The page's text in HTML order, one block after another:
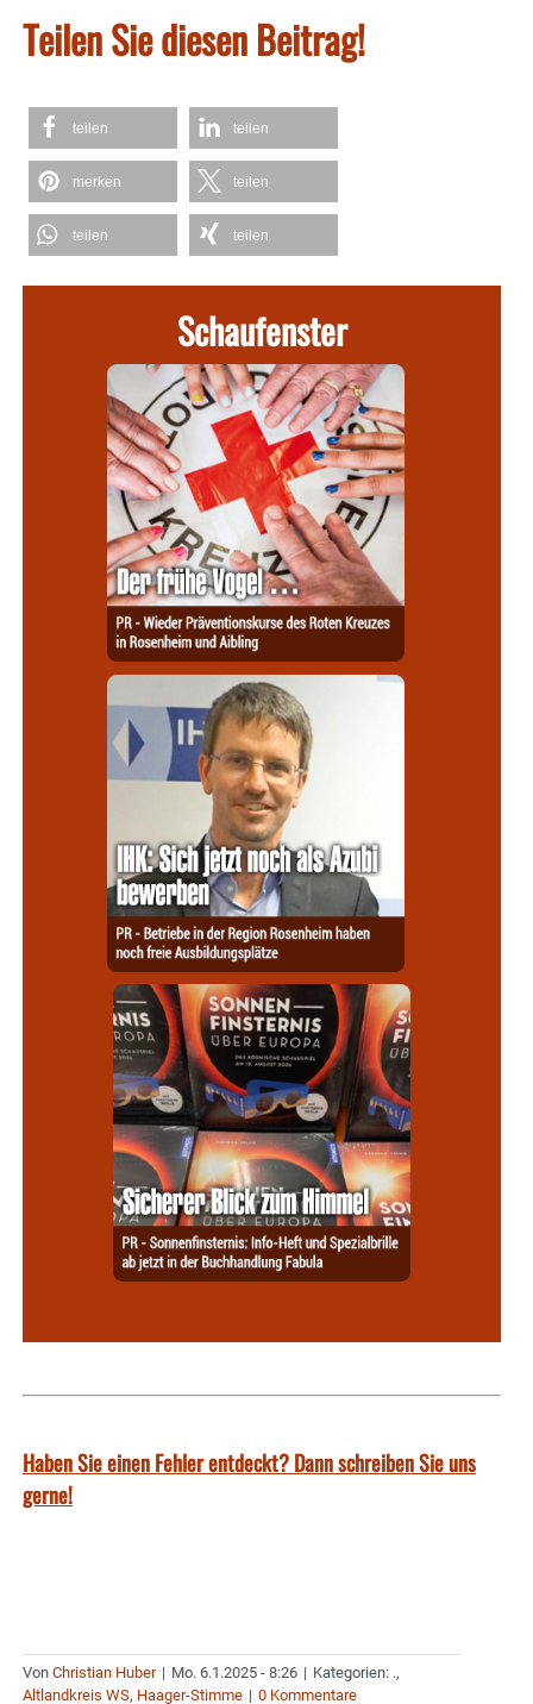
Teilen Sie diesen Beitrag!
teilen teilen
merken teilen
teilen teilen
Schaufenster
Haben Sie einen Fehler entdeckt? Dann schreiben Sie uns
gerne!
Von Christian Huber | Mo. 6.1.2025 - 8:26 | Kategorien: .,
Altlandkreis WS, Haager-Stimme | 0 Kommentare